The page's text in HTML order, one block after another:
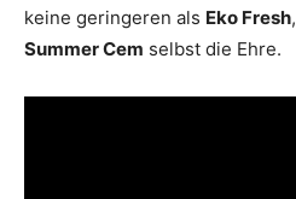
keine geringeren als Eko Fresh,
Summer Cem selbst die Ehre.